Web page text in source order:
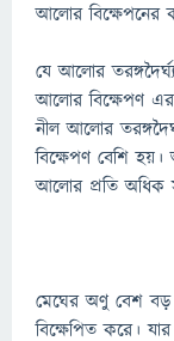
আলোর বিক্ষেপনের
যে আলোর
আলোর বিক্ষেপণ এর
নীল আলোর
বিক্ষেপণ বেশি
আলোর প্রতি অধিক
মেঘের অণু বেশ
বিক্ষেপিত করে।